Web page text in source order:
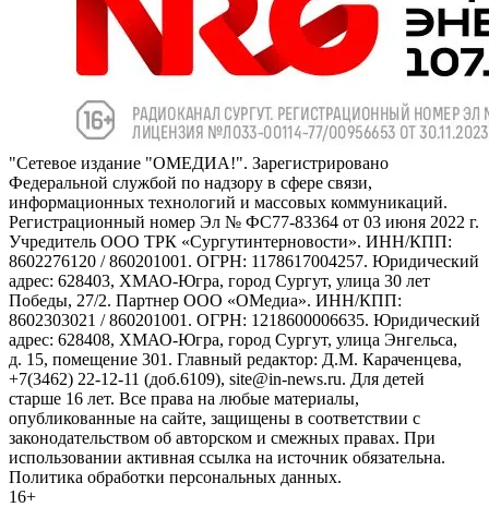
"Сетевое издание "ОМЕДИА!". Зарегистрировано
Федеральной службой по надзору в сфере связи,
информационных технологий и массовых коммуникаций.
Регистрационный номер Эл № ФС77-83364 от 03 июня 2022 г.
Учредитель ООО ТРК «Сургутинтерновости». ИНН/КПП:
8602276120 / 860201001. ОГРН: 1178617004257. Юридический
адрес: 628403, ХМАО-Югра, город Сургут, улица 30 лет
Победы, 27/2. Партнер ООО «ОМедиа». ИНН/КПП:
8602303021 / 860201001. ОГРН: 1218600006635. Юридический
адрес: 628408, ХМАО-Югра, город Сургут, улица Энгельса,
д. 15, помещение 301. Главный редактор: Д.М. Караченцева,
+7(3462) 22-12-11 (доб.6109), site@in-news.ru. Для детей
старше 16 лет. Все права на любые материалы,
опубликованные на сайте, защищены в соответствии с
законодательством об авторском и смежных правах. При
использовании активная ссылка на источник обязательна.
Политика обработки персональных данных.
16+